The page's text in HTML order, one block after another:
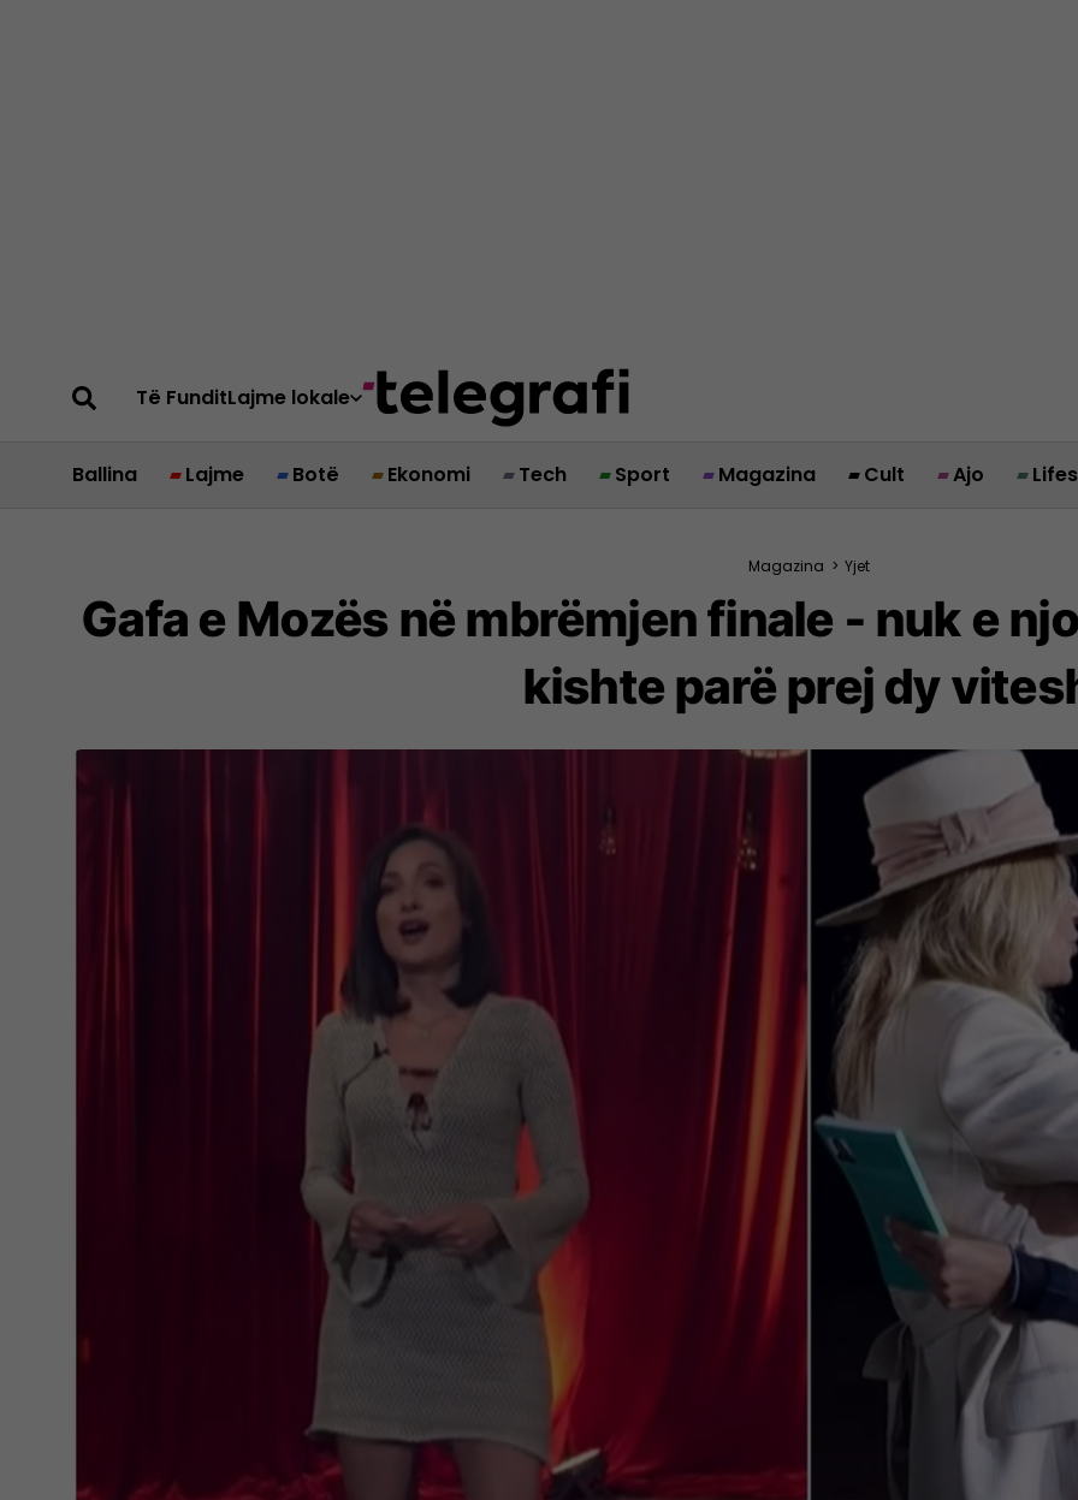
Të FunditLajme lokale
Ballina Lajme Botë Ekonomi Tech Sport Magazina Cult Ajo
Magazina > Yjet
Gafa e Mozës në mbrëmjen finale - nuk e
kishte parë prej dy